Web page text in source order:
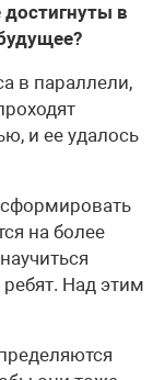
в
в параллели,
и ее удалось
на более
Над этим